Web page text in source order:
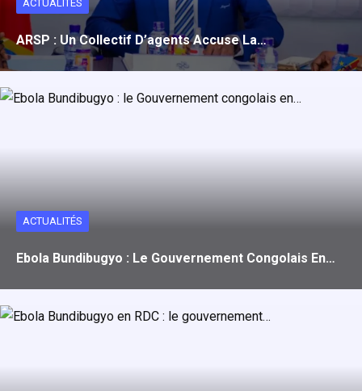
ACTUALITÉS
ARSP : Un Collectif D’agents Accuse La…
ACTUALITÉS
Ebola Bundibugyo : Le Gouvernement Congolais En…